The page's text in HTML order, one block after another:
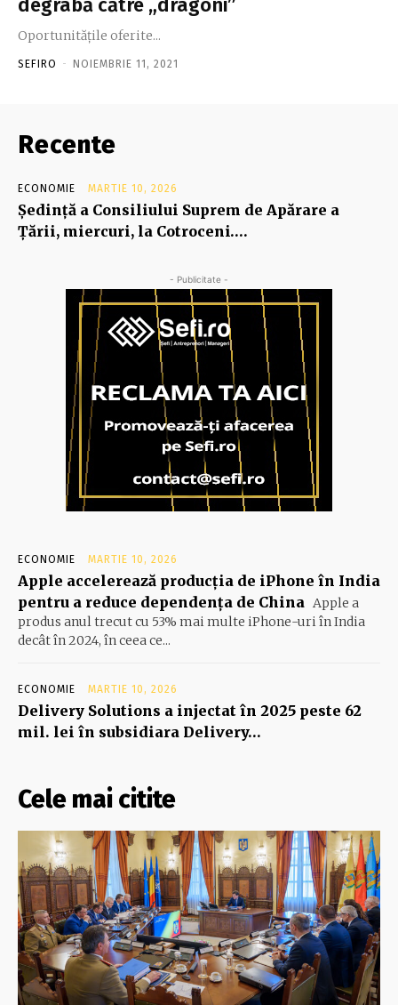
degrabă către „dragoni”
Oportunităţile oferite...
SEFIRO - NOIEMBRIE 11, 2021
Recente
ECONOMIE MARTIE 10, 2026
Şedinţă a Consiliului Suprem de Apărare a
Ţării, miercuri, la Cotroceni….
- Publicitate -
ECONOMIE MARTIE 10, 2026
Apple accelerează producția de iPhone în India
pentru a reduce dependența de China Apple a
produs anul trecut cu 53% mai multe iPhone-uri în India
decât în 2024, în ceea ce...
ECONOMIE MARTIE 10, 2026
Delivery Solutions a injectat în 2025 peste 62
mil. lei în subsidiara Delivery…
Cele mai citite